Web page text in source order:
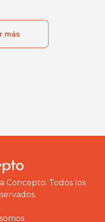
más
Concepto. Todos los